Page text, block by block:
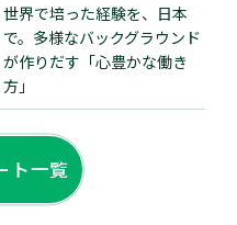
世界で培った経験を、日本
で。多様なバックグラウンド
が作りだす「心豊かな働き
方」
ト一覧